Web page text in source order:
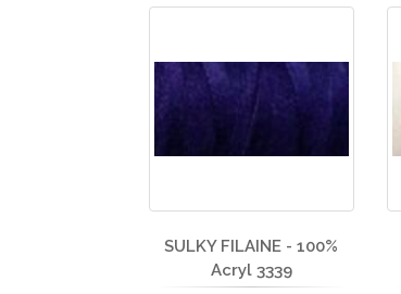
SULKY FILAINE - 100%
Acryl 3339